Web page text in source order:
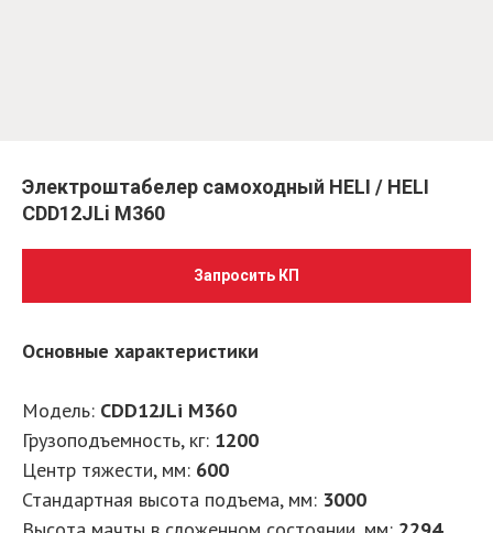
Электроштабелер самоходный HELI / HELI
CDD12JLi M360
Запросить КП
Основные характеристики
Модель: CDD12JLi M360
Грузоподъемность, кг: 1200
Центр тяжести, мм: 600
Стандартная высота подъема, мм: 3000